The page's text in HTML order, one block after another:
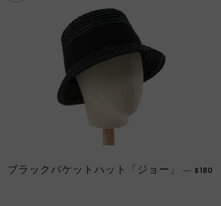
ブラックバケットハット「ジョー」 — 販売価
$180